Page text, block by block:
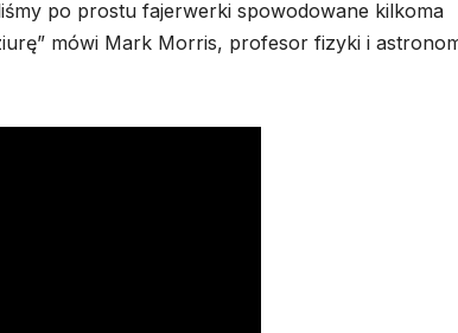
po prostu fajerwerki spowodowane kilkoma
mówi Mark Morris, profesor fizyki i